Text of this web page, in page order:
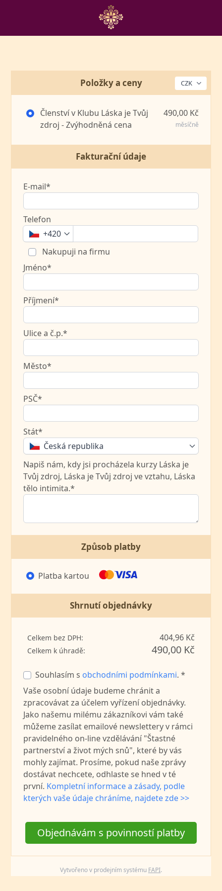
Položky a ceny
Členství v Klubu Láska je Tvůj
zdroj - Zvýhodněná cena
490,00 Kč
měsíčně
Fakturační údaje
E-mail*
Telefon
+420
Nakupuji na firmu
Jméno*
Příjmení*
Ulice a č.p.*
Město*
PSČ*
Stát*
Česká republika
Napiš nám, kdy jsi procházela kurzy Láska je
Tvůj zdroj, Láska je Tvůj zdroj ve vztahu, Láska
tělo intimita.*
Způsob platby
Platba kartou
Shrnutí objednávky
Celkem bez DPH: 404,96 Kč
Celkem k úhradě: 490,00 Kč
Souhlasím s obchodními podmínkami. *
Vaše osobní údaje budeme chránit a
zpracovávat za účelem vyřízení objednávky.
Jako našemu milému zákazníkovi vám také
můžeme zasílat emailové newslettery v rámci
pravidelného on-line vzdělávání "Štastné
partnerství a život mých snů", které by vás
mohly zajímat. Prosíme, pokud naše zprávy
dostávat nechcete, odhlaste se hned v té
první. Kompletní informace a zásady, podle
kterých vaše údaje chráníme, najdete zde >>
Objednávám s povinností platby
Vytvořeno v prodejním systému FAPI.